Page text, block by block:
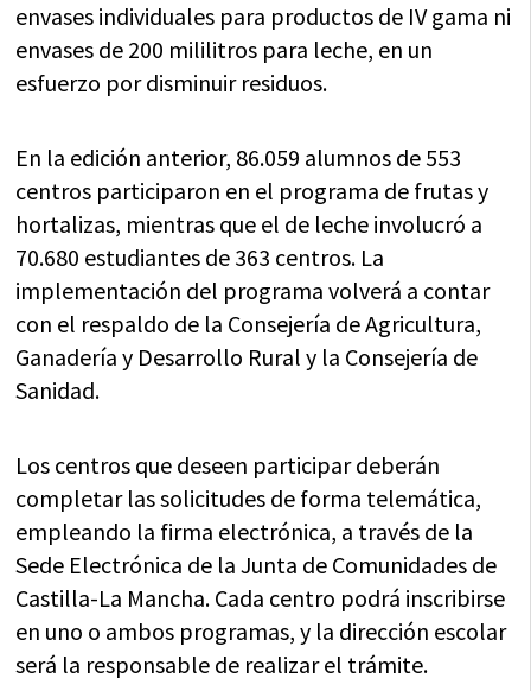
envases individuales para productos de IV gama ni
envases de 200 mililitros para leche, en un
esfuerzo por disminuir residuos.
En la edición anterior, 86.059 alumnos de 553
centros participaron en el programa de frutas y
hortalizas, mientras que el de leche involucró a
70.680 estudiantes de 363 centros. La
implementación del programa volverá a contar
con el respaldo de la Consejería de Agricultura,
Ganadería y Desarrollo Rural y la Consejería de
Sanidad.
Los centros que deseen participar deberán
completar las solicitudes de forma telemática,
empleando la firma electrónica, a través de la
Sede Electrónica de la Junta de Comunidades de
Castilla-La Mancha. Cada centro podrá inscribirse
en uno o ambos programas, y la dirección escolar
será la responsable de realizar el trámite.